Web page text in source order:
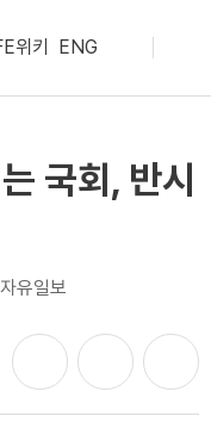
ENG
국회, 반시
자유일보